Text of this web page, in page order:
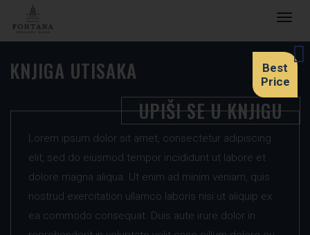
KNJIGA UTISAKA
UPIŠI SE U KNJIGU
Lorem ipsum dolor sit amet, consectetur adipiscing
elit, sed do eiusmod tempor incididunt ut labore et
dolore magna aliqua. Ut enim ad minim veniam, quis
nostrud exercitation ullamco laboris nisi ut aliquip ex
ea commodo consequat. Duis aute irure dolor in
Best
Price